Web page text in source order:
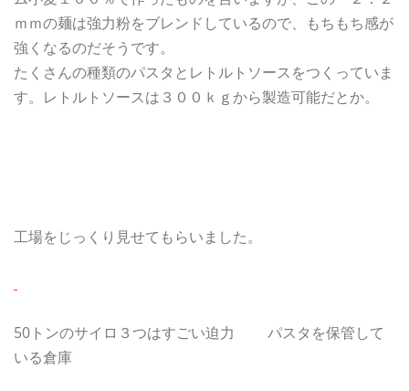
ｍｍの麺は強力粉をブレンドしているので、もちもち感が
強くなるのだそうです。
たくさんの種類のパスタとレトルトソースをつくっていま
す。レトルトソースは３００ｋｇから製造可能だとか。
工場をじっくり見せてもらいました。
50トンのサイロ３つはすごい迫力 パスタを保管して
いる倉庫